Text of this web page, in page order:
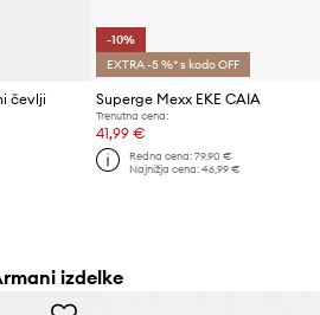
čevlji
-10%
EXTRA -5 %* s kodo OFF
Superge Mexx EKE CAIA
Trenutna cena:
41,99 €
Redna cena: 79,90 €
Najnižja cena: 46,99 €
izdelke